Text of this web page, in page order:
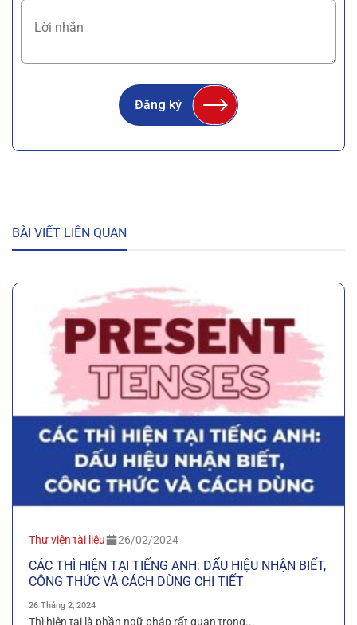
Đăng ký
BÀI VIẾT LIÊN QUAN
Thư viện tài liệu 26/02/2024
CÁC THÌ HIỆN TẠI TIẾNG ANH: DẤU HIỆU NHẬN BIẾT,
CÔNG THỨC VÀ CÁCH DÙNG CHI TIẾT
26 Tháng 2, 2024
Thì hiện tại là phần ngữ pháp rất quan trọng...